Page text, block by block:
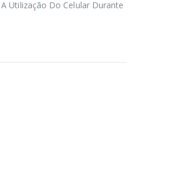
A Utilização Do Celular Durante